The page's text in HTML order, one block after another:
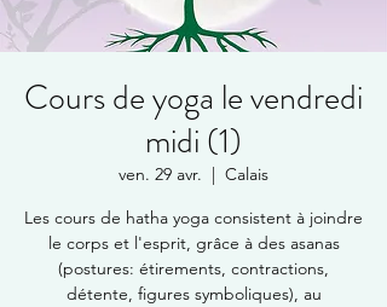
Cours de yoga le vendredi
midi (1)
ven. 29 avr.
  |
Calais
Les cours de hatha yoga consistent à joindre
le corps et l'esprit, grâce à des asanas
(postures: étirements, contractions,
détente, figures symboliques), au